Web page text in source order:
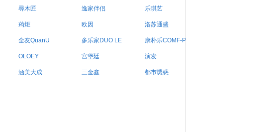
尋木匠 逸家伴侣 乐琪艺
荺炬 欧因 洛苏通盛
全友QuanU 多乐家DUO LE 康朴乐COMF-PR
OLOEY 宫堡廷 演发
涵美大成 三金鑫 都市诱惑